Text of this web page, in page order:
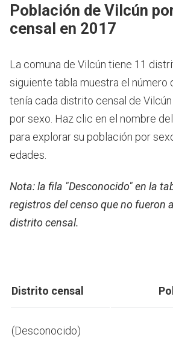
Población de Vilcún
censal en 2017
La comuna de Vilcún tiene 11
siguiente tabla muestra el número
tenía cada distrito censal de
por sexo. Haz clic en el nombre
para explorar su población por
edades.
Nota: la fila "Desconocido" en la
registros del censo que no fueron
distrito censal.
Distrito censal
(Desconocido)